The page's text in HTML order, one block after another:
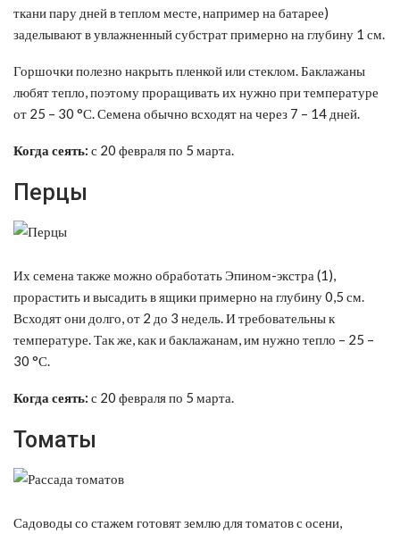
ткани пару дней в теплом месте, например на батарее)
заделывают в увлажненный субстрат примерно на глубину 1 см.
Горшочки полезно накрыть пленкой или стеклом. Баклажаны
любят тепло, поэтому проращивать их нужно при температуре
от 25 – 30 °С. Семена обычно всходят на через 7 – 14 дней.
Когда сеять: с 20 февраля по 5 марта.
Перцы
Их семена также можно обработать Эпином-экстра (1),
прорастить и высадить в ящики примерно на глубину 0,5 см.
Всходят они долго, от 2 до 3 недель. И требовательны к
температуре. Так же, как и баклажанам, им нужно тепло – 25 –
30 °С.
Когда сеять: с 20 февраля по 5 марта.
Томаты
Садоводы со стажем готовят землю для томатов с осени,